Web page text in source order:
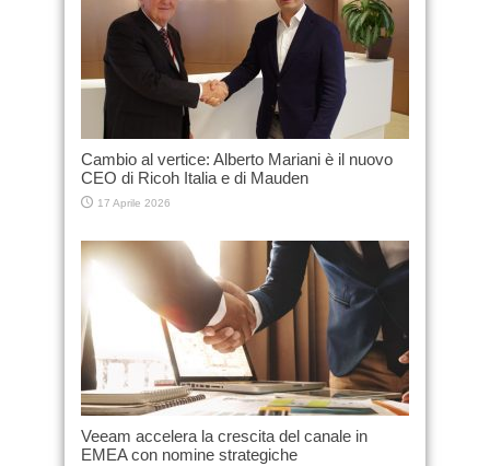
Cambio al vertice: Alberto Mariani è il nuovo
CEO di Ricoh Italia e di Mauden
17 Aprile 2026
Veeam accelera la crescita del canale in
EMEA con nomine strategiche